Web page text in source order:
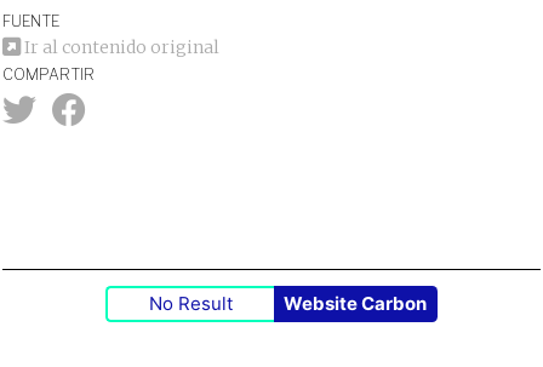
FUENTE
Ir al contenido original
COMPARTIR
No Result Website Carbon